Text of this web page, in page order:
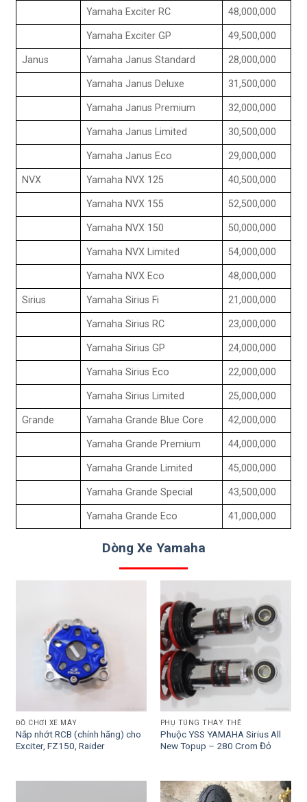
Yamaha Exciter RC 48,000,000
Yamaha Exciter GP 49,500,000
Janus Yamaha Janus Standard 28,000,000
Yamaha Janus Deluxe 31,500,000
Yamaha Janus Premium 32,000,000
Yamaha Janus Limited 30,500,000
Yamaha Janus Eco 29,000,000
NVX Yamaha NVX 125 40,500,000
Yamaha NVX 155 52,500,000
Yamaha NVX 150 50,000,000
Yamaha NVX Limited 54,000,000
Yamaha NVX Eco 48,000,000
Sirius Yamaha Sirius Fi 21,000,000
Yamaha Sirius RC 23,000,000
Yamaha Sirius GP 24,000,000
Yamaha Sirius Eco 22,000,000
Yamaha Sirius Limited 25,000,000
Grande Yamaha Grande Blue Core 42,000,000
Yamaha Grande Premium 44,000,000
Yamaha Grande Limited 45,000,000
Yamaha Grande Special 43,500,000
Yamaha Grande Eco 41,000,000
Dòng Xe Yamaha
ĐỒ CHƠI XE MÁY
Nắp nhớt RCB (chính hãng) cho
Exciter, FZ150, Raider
PHỤ TÙNG THAY THẾ
Phuộc YSS YAMAHA Sirius All
New Topup – 280 Crom Đỏ